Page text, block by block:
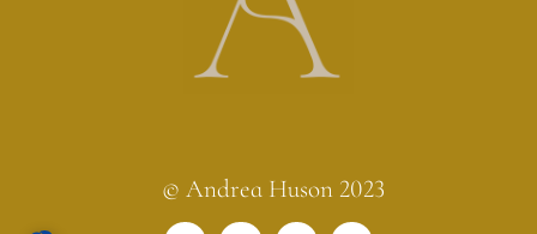
© Andrea Huson 2023